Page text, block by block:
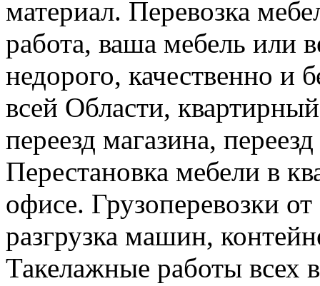
материал. Перевозка
работа, ваша мебель или
недорого, качественно и
всей Области,
переезд магазина,
Перестановка мебели в
офисе. Грузоперевозки
разгрузка машин,
Такелажные работы всех